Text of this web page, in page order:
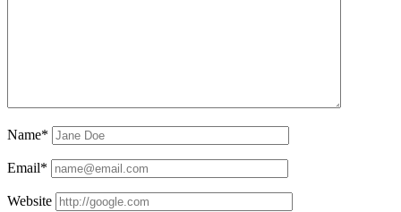
Name*
Email*
Website